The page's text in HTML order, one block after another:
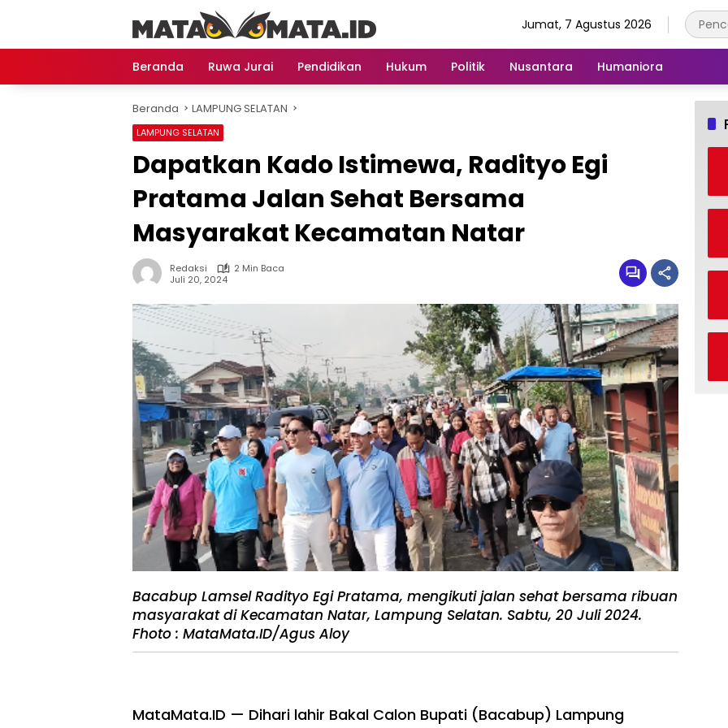
Jumat, 7 Agustus 2026
Beranda Ruwa Jurai Pendidikan Hukum Politik Nusantara Humaniora
Beranda LAMPUNG SELATAN
LAMPUNG SELATAN
Dapatkan Kado Istimewa, Radityo Egi
Pratama Jalan Sehat Bersama
Masyarakat Kecamatan Natar
Redaksi
2 Min Baca
Juli 20, 2024
Bacabup Lamsel Radityo Egi Pratama, mengikuti jalan sehat bersama ribuan
masyarakat di Kecamatan Natar, Lampung Selatan. Sabtu, 20 Juli 2024.
Fhoto : MataMata.ID/Agus Aloy
MataMata.ID — Dihari lahir Bakal Calon Bupati (Bacabup) Lampung